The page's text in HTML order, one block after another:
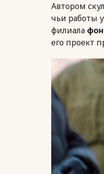
Автором
чьи работы
филиала
его проект